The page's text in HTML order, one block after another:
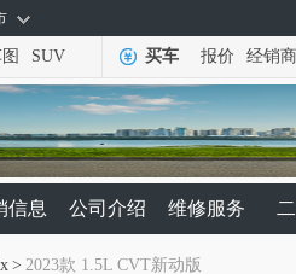
SUV 买车 报价 经销商
信息 公司介绍 维修服务
> 2023款 1.5L CVT新动版